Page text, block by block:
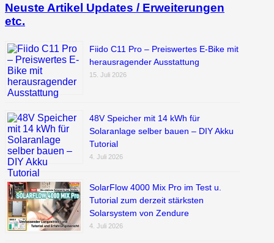
Neuste Artikel Updates / Erweiterungen
etc.
Fiido C11 Pro – Preiswertes E-Bike mit
herausragender Ausstattung
15. Juli 2026
48V Speicher mit 14 kWh für
Solaranlage selber bauen – DIY Akku
Tutorial
4. Juli 2026
SolarFlow 4000 Mix Pro im Test u.
Tutorial zum derzeit stärksten
Solarsystem von Zendure
4. Juli 2026